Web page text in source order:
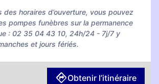
des horaires d’ouverture, vous pouvez
pompes funèbres sur la permanence
: 02 35 04 43 10, 24h/24 - 7j/7 y
et jours fériés.
Obtenir l’itinéraire